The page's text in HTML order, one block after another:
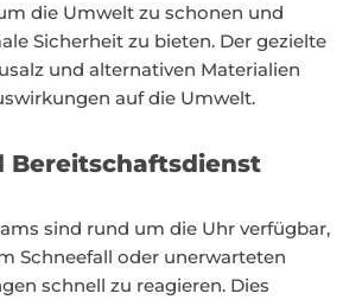
die Umwelt zu schonen und
Sicherheit zu bieten. Der gezielte
und alternativen Materialien
auf die Umwelt.
Bereitschaftsdienst
sind rund um die Uhr verfügbar,
Schneefall oder unerwarteten
schnell zu reagieren. Dies